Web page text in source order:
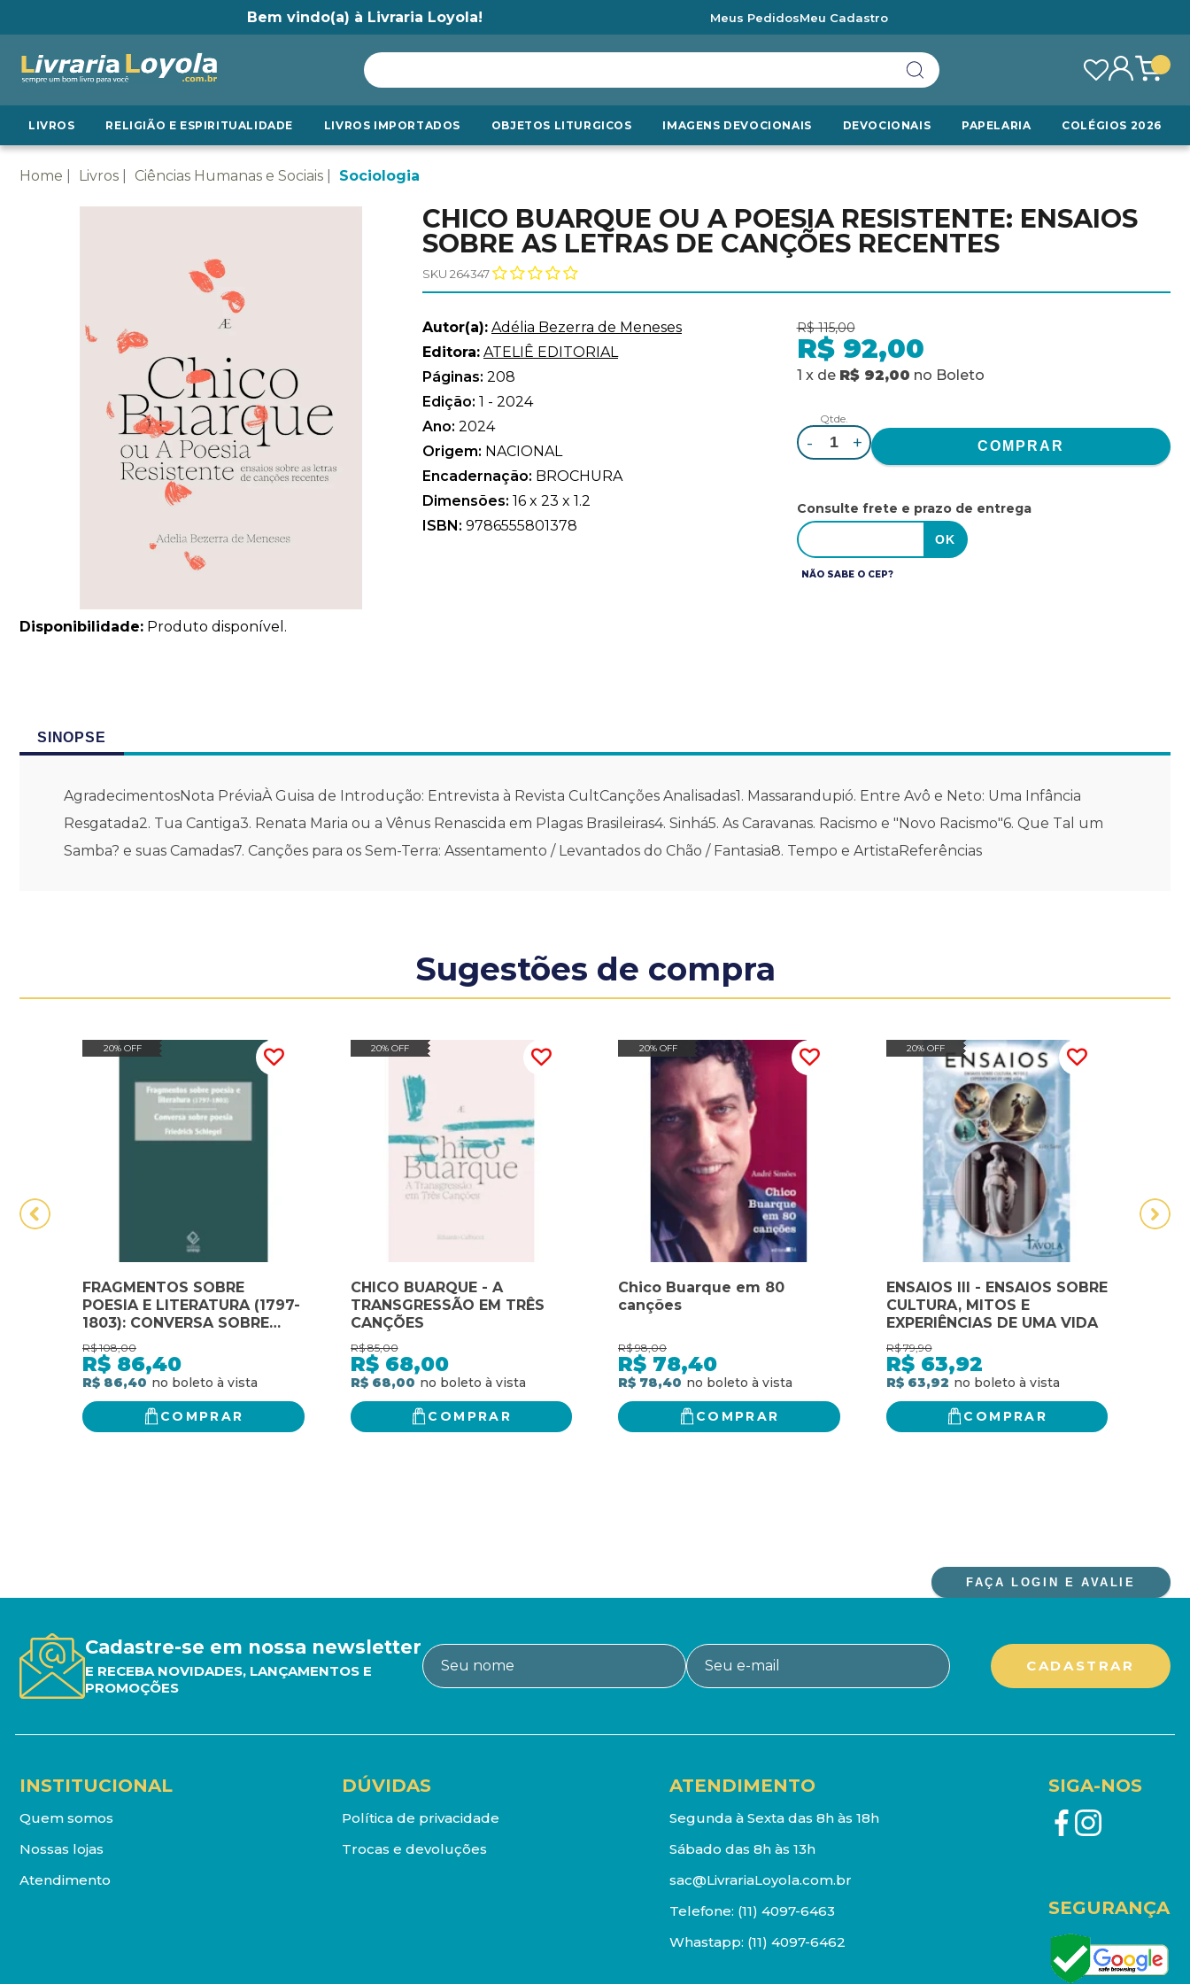
Bem vindo(a) à Livraria Loyola! Meus PedidosMeu Cadastro
LIVROS RELIGIÃO E ESPIRITUALIDADE LIVROS IMPORTADOS OBJETOS LITURGICOS IMAGENS DEVOCIONAIS DEVOCIONAIS PAPELARIA COLÉGIOS 2026
Home Livros Ciências Humanas e Sociais Sociologia
Disponibilidade: Produto disponível.
CHICO BUARQUE OU A POESIA RESISTENTE: ENSAIOS
SOBRE AS LETRAS DE CANÇÕES RECENTES
SKU 264347
Autor(a): Adélia Bezerra de Meneses
Editora: ATELIÊ EDITORIAL
Páginas: 208
Edição: 1 - 2024
Ano: 2024
Origem: NACIONAL
Encadernação: BROCHURA
Dimensões: 16 x 23 x 1.2
ISBN: 9786555801378
R$ 115,00
R$ 92,00
1 x de R$ 92,00 no Boleto
Qtde.
- +
Consulte frete e prazo de entrega
NÃO SABE O CEP?
SINOPSE
AgradecimentosNota PréviaÀ Guisa de Introdução: Entrevista à Revista CultCanções Analisadas1. Massarandupió. Entre Avô e Neto: Uma Infância
Resgatada2. Tua Cantiga3. Renata Maria ou a Vênus Renascida em Plagas Brasileiras4. Sinhá5. As Caravanas. Racismo e "Novo Racismo"6. Que Tal um
Samba? e suas Camadas7. Canções para os Sem-Terra: Assentamento / Levantados do Chão / Fantasia8. Tempo e ArtistaReferências
Sugestões de compra
20% OFF
FRAGMENTOS SOBRE
POESIA E LITERATURA (1797-
1803): CONVERSA SOBRE
POESIA
R$ 108,00
R$ 86,40
R$ 86,40
COMPRAR
20% OFF
CHICO BUARQUE - A
TRANSGRESSÃO EM TRÊS
CANÇÕES
R$ 85,00
R$ 68,00
R$ 68,00
COMPRAR
20% OFF
Chico Buarque em 80
canções
R$ 98,00
R$ 78,40
R$ 78,40
COMPRAR
20% OFF
ENSAIOS III - ENSAIOS SOBRE
CULTURA, MITOS E
EXPERIÊNCIAS DE UMA VIDA
R$ 79,90
R$ 63,92
R$ 63,92
COMPRAR
FAÇA LOGIN E AVALIE
Cadastre-se em nossa newsletter
E RECEBA NOVIDADES, LANÇAMENTOS E
PROMOÇÕES
INSTITUCIONAL
Quem somos
Nossas lojas
Atendimento
DÚVIDAS
Política de privacidade
Trocas e devoluções
ATENDIMENTO
Segunda à Sexta das 8h às 18h
Sábado das 8h às 13h
sac@LivrariaLoyola.com.br
Telefone: (11) 4097-6463
Whastapp: (11) 4097-6462
SIGA-NOS
SEGURANÇA